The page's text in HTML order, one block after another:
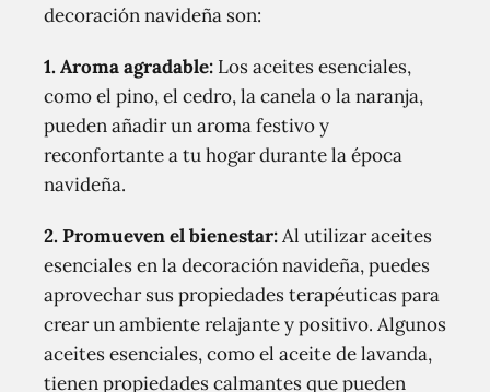
decoración navideña son:
1. Aroma agradable: Los aceites esenciales,
como el pino, el cedro, la canela o la naranja,
pueden añadir un aroma festivo y
reconfortante a tu hogar durante la época
navideña.
2. Promueven el bienestar:Al utilizar aceites
esenciales en la decoración navideña, puedes
aprovechar sus propiedades terapéuticas para
crear un ambiente relajante y positivo. Algunos
aceites esenciales, como el aceite de lavanda,
tienen propiedades calmantes que pueden